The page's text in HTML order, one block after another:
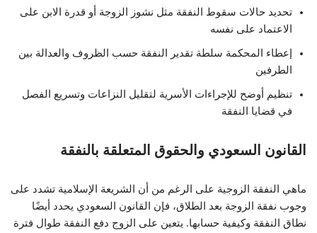
تحديد حالات سقوط النفقة مثل نشوز الزوجة أو قدرة الابن على
الاعتماد على نفسه
إعطاء المحكمة سلطة تقدير النفقة حسب الظروف والعدالة بين
الطرفين
تنظيم أوضح للإجراءات الأسرية لتقليل النزاعات وتسريع الفصل
في قضايا النفقة
القانون السعودي والحقوق المتعلقة بالنفقة
ماهي النفقة الزوجية على الرغم من أن الشريعة الإسلامية تشدد على
وجوب نفقة الزوجة بعد الطلاق، فإن القانون السعودي يحدد أيضًا
نطاق النفقة وكيفية حسابها. يتعين على الزوج دفع النفقة طوال فترة